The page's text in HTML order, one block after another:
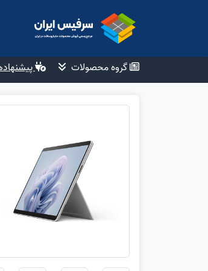
گروه محصولات